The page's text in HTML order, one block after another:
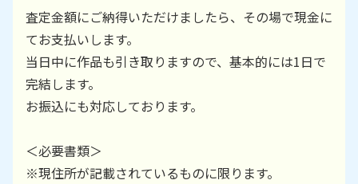
査定金額にご納得いただけましたら、その場で現金に
てお支払いします。
当日中に作品も引き取りますので、基本的には1日で
完結します。
お振込にも対応しております。
＜必要書類＞
※現住所が記載されているものに限ります。